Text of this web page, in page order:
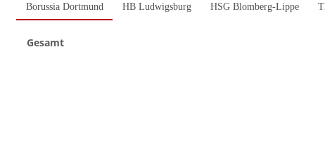
Borussia Dortmund HB Ludwigsburg HSG Blomberg-Lippe
Gesamt